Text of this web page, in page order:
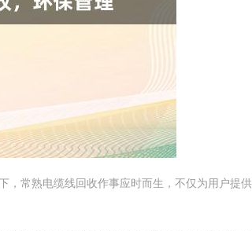
常熟电缆线回收作事应时而生，不仅为用户提